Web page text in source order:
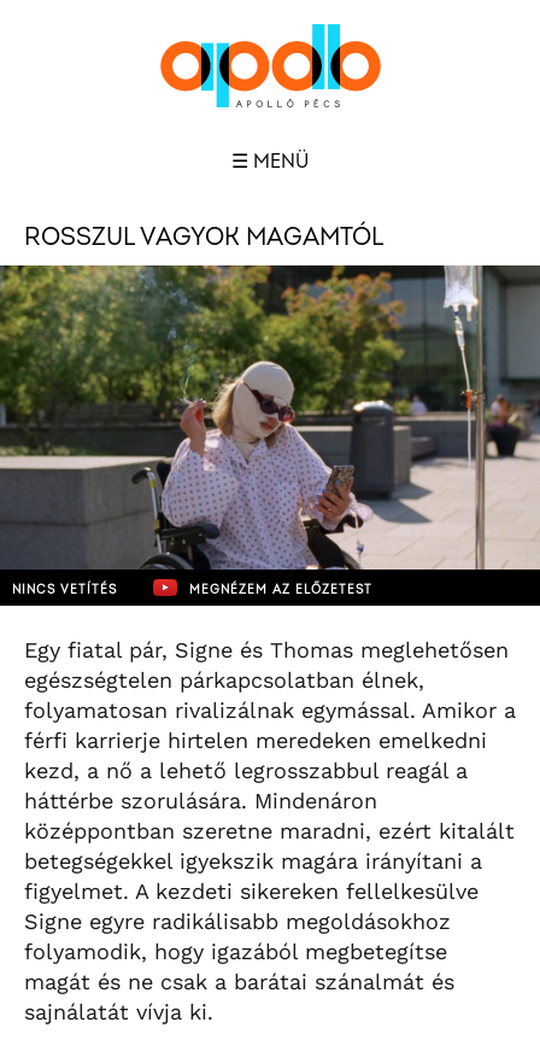
☰ MENÜ
ROSSZUL VAGYOK MAGAMTÓL
NINCS VETÍTÉS MEGNÉZEM AZ ELŐZETEST
Egy fiatal pár, Signe és Thomas meglehetősen
egészségtelen párkapcsolatban élnek,
folyamatosan rivalizálnak egymással. Amikor a
férfi karrierje hirtelen meredeken emelkedni
kezd, a nő a lehető legrosszabbul reagál a
háttérbe szorulására. Mindenáron
középpontban szeretne maradni, ezért kitalált
betegségekkel igyekszik magára irányítani a
figyelmet. A kezdeti sikereken fellelkesülve
Signe egyre radikálisabb megoldásokhoz
folyamodik, hogy igazából megbetegítse
magát és ne csak a barátai szánalmát és
sajnálatát vívja ki.